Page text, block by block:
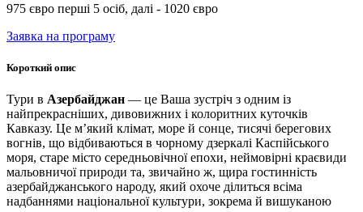
975 євро перші 5 осіб, далі - 1020 євро
Заявка на програму
Короткий опис
Тури в Азербайджан — це Ваша зустріч з одним із
найпрекрасніших, дивовижних і колоритних куточків
Кавказу. Це м’який клімат, море й сонце, тисячі берегових
вогнів, що відбиваються в чорному дзеркалі Каспійського
моря, старе місто середньовічної епохи, неймовірні краєвиди
мальовничої природи та, звичайно ж, щира гостинність
азербайджанського народу, який охоче ділиться всіма
надбаннями національної культури, зокрема й вишуканою